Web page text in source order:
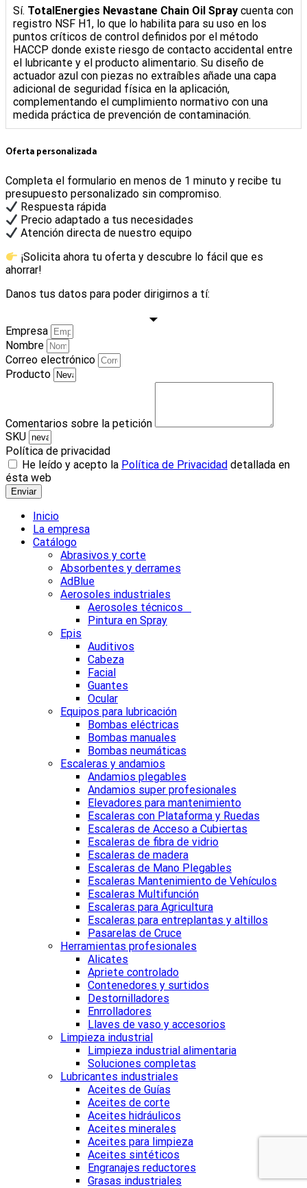
Sí. TotalEnergies Nevastane Chain Oil Spray cuenta con
registro NSF H1, lo que lo habilita para su uso en los
puntos críticos de control definidos por el método
HACCP donde existe riesgo de contacto accidental entre
el lubricante y el producto alimentario. Su diseño de
actuador azul con piezas no extraíbles añade una capa
adicional de seguridad física en la aplicación,
complementando el cumplimiento normativo con una
medida práctica de prevención de contaminación.
Oferta personalizada
Completa el formulario en menos de 1 minuto y recibe tu
presupuesto personalizado sin compromiso.
Respuesta rápida
Precio adaptado a tus necesidades
Atención directa de nuestro equipo
¡Solicita ahora tu oferta y descubre lo fácil que es
ahorrar!
Danos tus datos para poder dirigirnos a tí:
Empresa
Nombre
Correo electrónico
Producto
Comentarios sobre la petición
SKU
Política de privacidad
He leído y acepto la Política de Privacidad detallada en
ésta web
Enviar
Inicio
La empresa
Catálogo
Abrasivos y corte
Absorbentes y derrames
AdBlue
Aerosoles industriales
Aerosoles técnicos
Pintura en Spray
Epis
Auditivos
Cabeza
Facial
Guantes
Ocular
Equipos para lubricación
Bombas eléctricas
Bombas manuales
Bombas neumáticas
Escaleras y andamios
Andamios plegables
Andamios super profesionales
Elevadores para mantenimiento
Escaleras con Plataforma y Ruedas
Escaleras de Acceso a Cubiertas
Escaleras de fibra de vidrio
Escaleras de madera
Escaleras de Mano Plegables
Escaleras Mantenimiento de Vehículos
Escaleras Multifunción
Escaleras para Agricultura
Escaleras para entreplantas y altillos
Pasarelas de Cruce
Herramientas profesionales
Alicates
Apriete controlado
Contenedores y surtidos
Destornilladores
Enrrolladores
Llaves de vaso y accesorios
Limpieza industrial
Limpieza industrial alimentaria
Soluciones completas
Lubricantes industriales
Aceites de Guías
Aceites de corte
Aceites hidráulicos
Aceites minerales
Aceites para limpieza
Aceites sintéticos
Engranajes reductores
Grasas industriales